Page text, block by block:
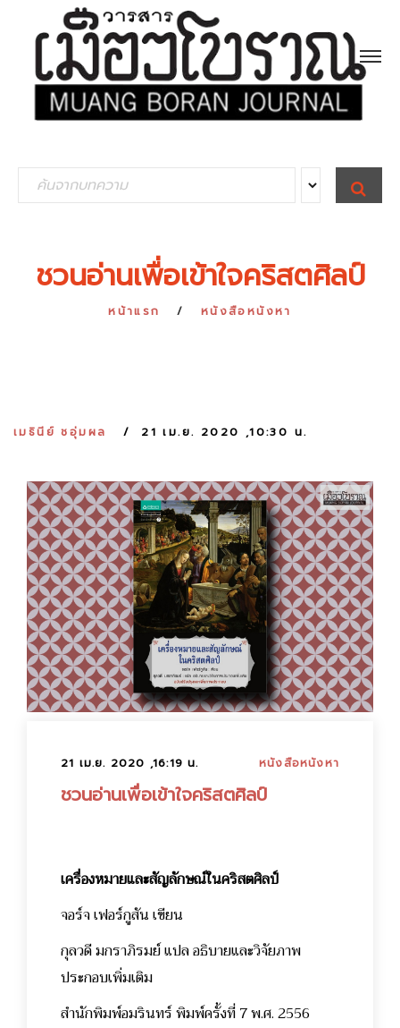
e
S
E
A
ชวนอ่านเพื่อเข้าใจคริสตศิลป์
หน้าแรก หนังสือหนังหา
เมธินีย์ ชอุ่มผล 21 เม.ย. 2020 ,10:30 น.
21 เม.ย. 2020 ,16:19 น. หนังสือหนังหา
ชวนอ่านเพื่อเข้าใจคริสตศิลป์
เครื่องหมายและสัญลักษณ์ในคริสตศิลป์
จอร์จ เฟอร์กูสัน เขียน
กุลวดี มกราภิรมย์ แปล อธิบายและวิจัยภาพ
ประกอบเพิ่มเติม
สำนักพิมพ์อมรินทร์ พิมพ์ครั้งที่ 7 พ.ศ. 2556